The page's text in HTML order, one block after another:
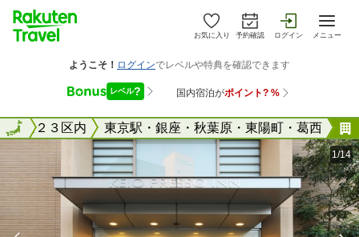
お気に入り 予約確認 ログイン メニュー
東京２３区内 東京駅・銀座・秋葉原・東陽町・葛西
全国
1/14